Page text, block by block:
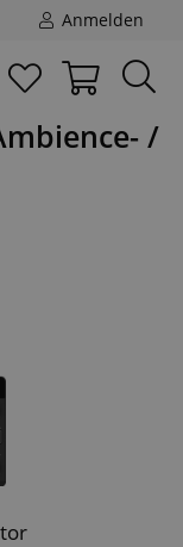
Anmelden
/